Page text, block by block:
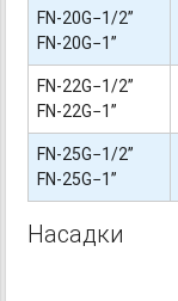
FN-20G−1/2”
FN-20G−1”
FN-22G−1/2”
FN-22G−1”
FN-25G−1/2”
FN-25G−1”
Насадки